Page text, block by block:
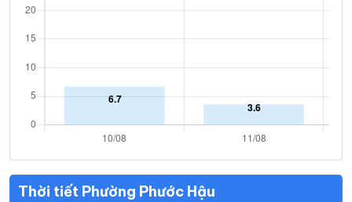
Thời tiết Phường Phước Hậu